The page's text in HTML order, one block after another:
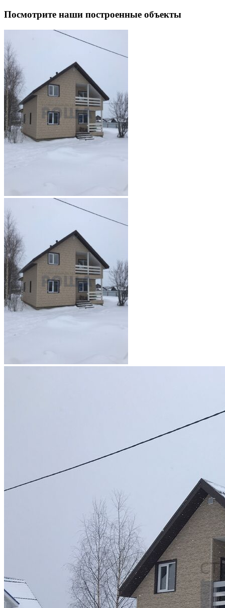
Посмотрите наши построенные объекты